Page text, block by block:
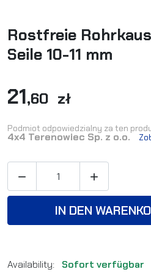
Rostfreie
Seile 10-11 mm
21,60 zł
Podmiot odpowiedzialny za ten
4x4 Terenowiec Sp. z o.o.
 
IN DEN
Availability:
Sofort verfügbar